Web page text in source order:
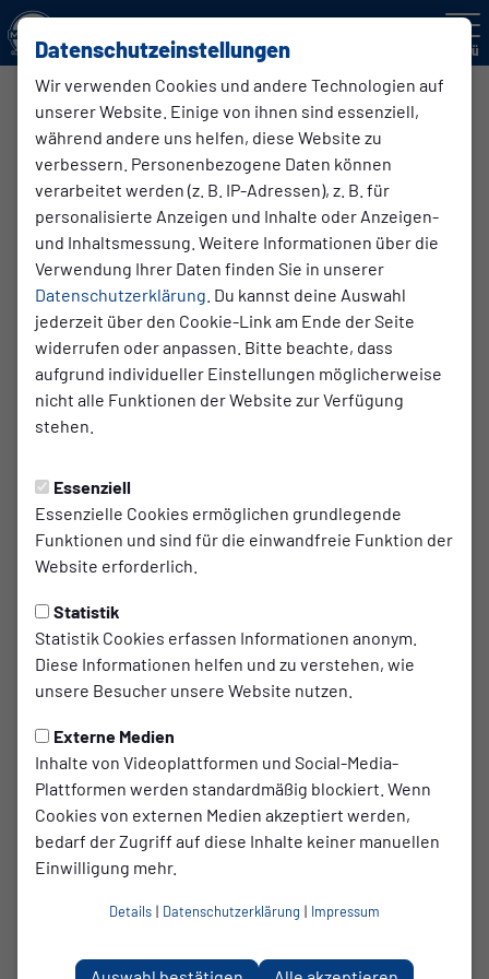
Datenschutzeinstellungen
Wir verwenden Cookies und andere Technologien auf
unserer Website. Einige von ihnen sind essenziell,
während andere uns helfen, diese Website zu
verbessern. Personenbezogene Daten können
verarbeitet werden (z. B. IP-Adressen), z. B. für
personalisierte Anzeigen und Inhalte oder Anzeigen-
und Inhaltsmessung. Weitere Informationen über die
Verwendung Ihrer Daten finden Sie in unserer
Datenschutzerklärung . Du kannst deine Auswahl
jederzeit über den Cookie-Link am Ende der Seite
widerrufen oder anpassen. Bitte beachte, dass
aufgrund individueller Einstellungen möglicherweise
nicht alle Funktionen der Website zur Verfügung
stehen.
Essenziell
Essenzielle Cookies ermöglichen grundlegende
Funktionen und sind für die einwandfreie Funktion der
Website erforderlich.
Statistik
Statistik Cookies erfassen Informationen anonym.
Diese Informationen helfen und zu verstehen, wie
unsere Besucher unsere Website nutzen.
Externe Medien
Inhalte von Videoplattformen und Social-Media-
Plattformen werden standardmäßig blockiert. Wenn
Cookies von externen Medien akzeptiert werden,
bedarf der Zugriff auf diese Inhalte keiner manuellen
Einwilligung mehr.
Details | Datenschutzerklärung | Impressum
Menü
Badminton
Badminton ist ein Rückschlagspiel für zwei Spieler (Einzel)
oder vier Spieler (Doppel). Es hat gewisse Ähnlichkeit mit
Tennis. Das Spiel unterscheidet sich davon jedoch in
grundlegenden spieltechnischen und taktischen
Aspekten.
Das Badmintonspielfeld ist, verglichen mit dem
Tennisspielfeld, deutlich kleiner. Ein
Badmintonschläger ist wesentlich leichter als ein
Tennisschläger.
Der Spielball (Federball) darf den Boden nicht berühren.
Er ist mit einem Feder- oder Plastikkranz bestückt,
erhält.
Badminton stellt hohe Ansprüche an Reflexe,
Grundschnelligkeit und Kondition. Das Spiel erfordert
Ballwechsel und eine Spieldauer ohne echte Pausen
fordern eine gut entwickelte Ausdauer.
Die Tatsache, dass durch den leichten Schläger
Ausholbewegungen zu erreichen sind, macht Badminton zu
einem extrem raffinierten und täuschungsreichen Spiel.
Dem schnellen Angriffsspiel ist nur durch gute Reflexe und
sehr bewegliche Laufarbeit zu begegnen. Der Wechsel
zwischen hart geschlagenen Angriffsbällen,
angetäuschten Finten sowie präzisem, gefühlvollem Spiel